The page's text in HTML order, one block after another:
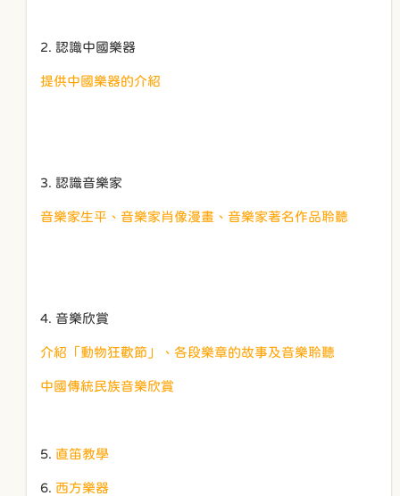
2. 認識中國樂器
提供中國樂器的介紹
3. 認識音樂家
音樂家生平、音樂家肖像漫畫、音樂家著名作品聆聽
4. 音樂欣賞
介紹「動物狂歡節」、各段樂章的故事及音樂聆聽
中國傳統民族音樂欣賞
5. 直笛教學
6. 西方樂器